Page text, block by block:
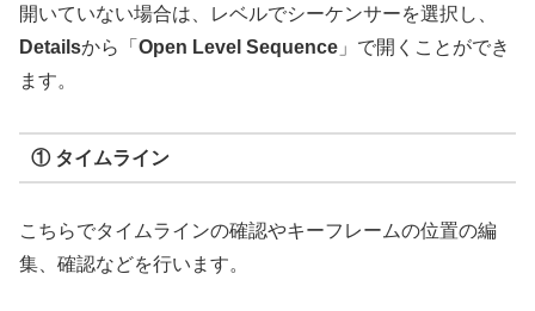
開いていない場合は、レベルでシーケンサーを選択し、
Detailsから「 Open Level Sequence 」で開くことができ
ます。
① タイムライン
こちらでタイムラインの確認やキーフレームの位置の編
集、確認などを行います。